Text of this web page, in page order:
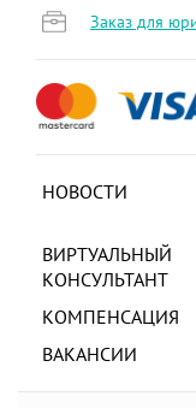
НОВОСТИ
ВИРТУАЛЬНЫЙ
КОНСУЛЬТАНТ
КОМПЕНСАЦИЯ
ВАКАНСИИ
Заказ для